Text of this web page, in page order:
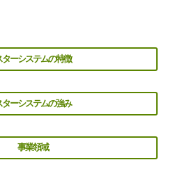
ターシステムの特徴
ターシステムの強み
事業領域